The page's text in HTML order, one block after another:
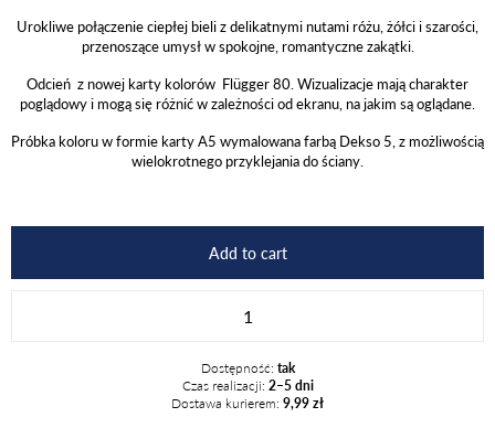
Urokliwe połączenie ciepłej bieli z delikatnymi nutami różu, żółci i szarości,
przenoszące umysł w spokojne, romantyczne zakątki.
Odcień z nowej karty kolorów Flügger 80. Wizualizacje mają charakter
poglądowy i mogą się różnić w zależności od ekranu, na jakim są oglądane.
Próbka koloru w formie karty A5 wymalowana farbą Dekso 5, z możliwością
wielokrotnego przyklejania do ściany.
Add to cart
Dostępność: tak
Czas realizacji: 2–5 dni
Dostawa kurierem: 9,99 zł